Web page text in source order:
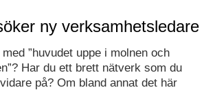
ny verksamhetsledare
”huvudet uppe i molnen och
Har du ett brett nätverk som du
på? Om bland annat det här